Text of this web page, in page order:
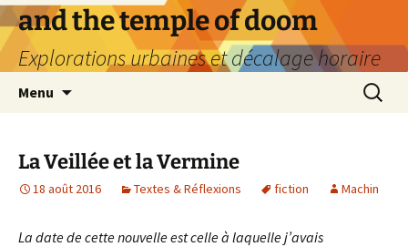
Aller
au
contenu
and the temple of doom
Explorations urbaines et décalage horaire
Menu
La Veillée et la Vermine
18 août 2016 Textes & Réflexions fiction Machin
La date de cette nouvelle est celle à laquelle j’avais